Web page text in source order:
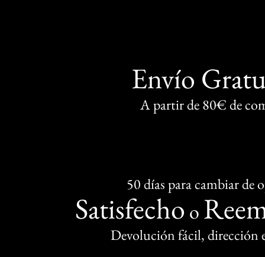
Envío
A partir de 80€ de
50 días para cambiar de
Satisfecho o
Devolución fácil, dirección